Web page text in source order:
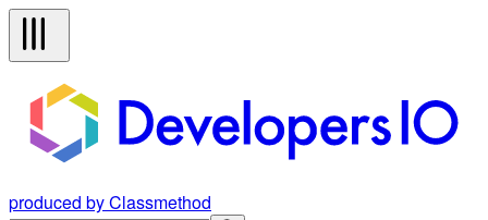
produced by Classmethod